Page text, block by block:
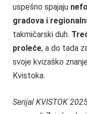
uspešno spajaju
gradova i
takmičarski duh.
proleće, a do tada
svoje kvizaško
Kvistoka.
Serijal KVISTOK